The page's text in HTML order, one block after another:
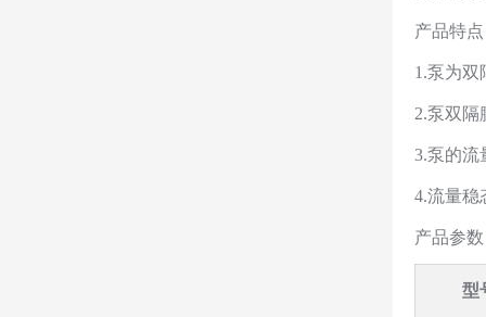
产品特点
1.泵为双
2.泵双
3.泵的流
4.流量稳
产品参数
型